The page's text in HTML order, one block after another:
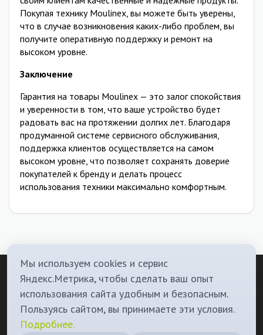
Покупая технику Moulinex, вы можете быть уверены,
что в случае возникновения каких-либо проблем, вы
получите оперативную поддержку и ремонт на
высоком уровне.
Заключение
Гарантия на товары Moulinex — это залог спокойствия
и уверенности в том, что ваше устройство будет
радовать вас на протяжении долгих лет. Благодаря
продуманной системе сервисного обслуживания,
поддержка клиентов осуществляется на самом
высоком уровне, что позволяет сохранять доверие
покупателей к бренду и делать процесс
использования техники максимально комфортным.
О Нас Политика конфиденциальности Контакты
Телеграм канал
Мы используем cookies и сервис
Яндекс.Метрика, чтобы сделать ваш опыт
использования сайта удобным и безопасным.
Пользуясь сайтом, вы принимаете эти условия.
Подробнее.